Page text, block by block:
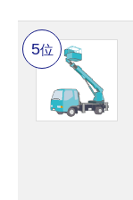
位